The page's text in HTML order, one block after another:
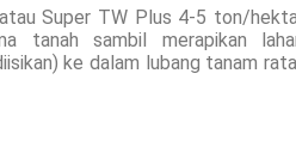
Super TW Plus 4-5 ton/
tanah sambil merapikan
ke dalam lubang tanam